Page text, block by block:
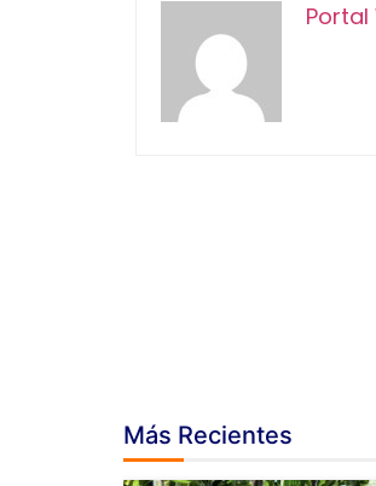
Portal
Más Recientes